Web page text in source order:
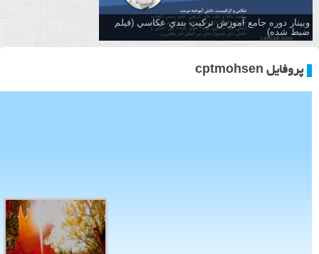
وبینار دوره جامع آموزش تركيب بندي عكاسي (فیلم
ضبط شده)
پروفایل cptmohsen